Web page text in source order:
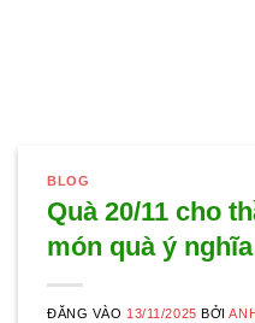
BLOG
Quà 20/11 cho
món quà ý
ĐĂNG VÀO 13/11/2025 BỞI